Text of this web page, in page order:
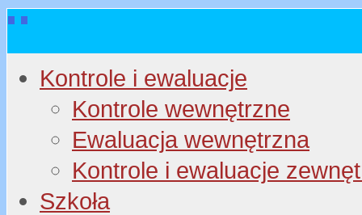
Kontrole i ewaluacje
Kontrole wewnętrzne
Ewaluacja wewnętrzna
Kontrole i ewaluacje
Szkoła